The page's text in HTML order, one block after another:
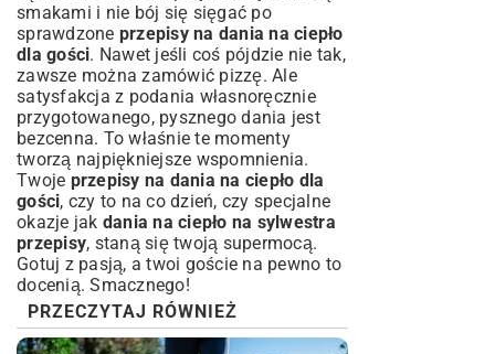
smakami i nie bój się sięgać po
sprawdzone przepisy na dania na ciepło
dla gości. Nawet jeśli coś pójdzie nie tak,
zawsze można zamówić pizzę. Ale
satysfakcja z podania własnoręcznie
przygotowanego, pysznego dania jest
bezcenna. To właśnie te momenty
tworzą najpiękniejsze wspomnienia.
Twoje przepisy na dania na ciepło dla
gości, czy to na co dzień, czy specjalne
okazje jak dania na ciepło na sylwestra
przepisy, staną się twoją supermocą.
Gotuj z pasją, a twoi goście na pewno to
docenią. Smacznego!
PRZECZYTAJ RÓWNIEŻ